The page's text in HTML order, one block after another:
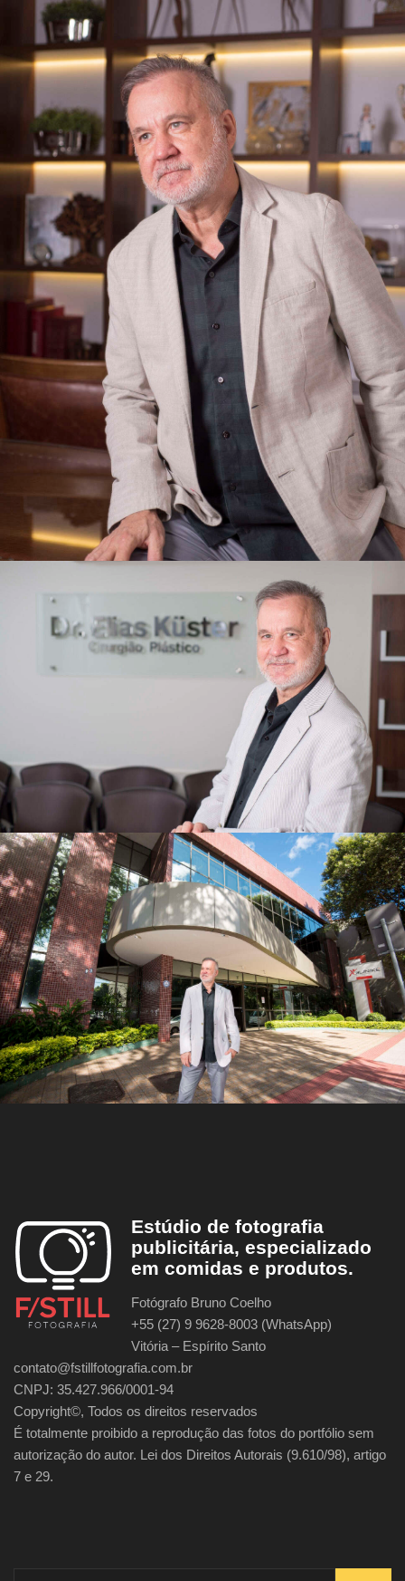
Estúdio de fotografia
publicitária, especializado
em comidas e produtos.
Fotógrafo Bruno Coelho
+55 (27) 9 9628-8003 (WhatsApp)
Vitória – Espírito Santo
contato@fstillfotografia.com.br
CNPJ: 35.427.966/0001-94
Copyright©, Todos os direitos reservados
É totalmente proibido a reprodução das fotos do portfólio sem
autorização do autor. Lei dos Direitos Autorais (9.610/98), artigo
7 e 29.